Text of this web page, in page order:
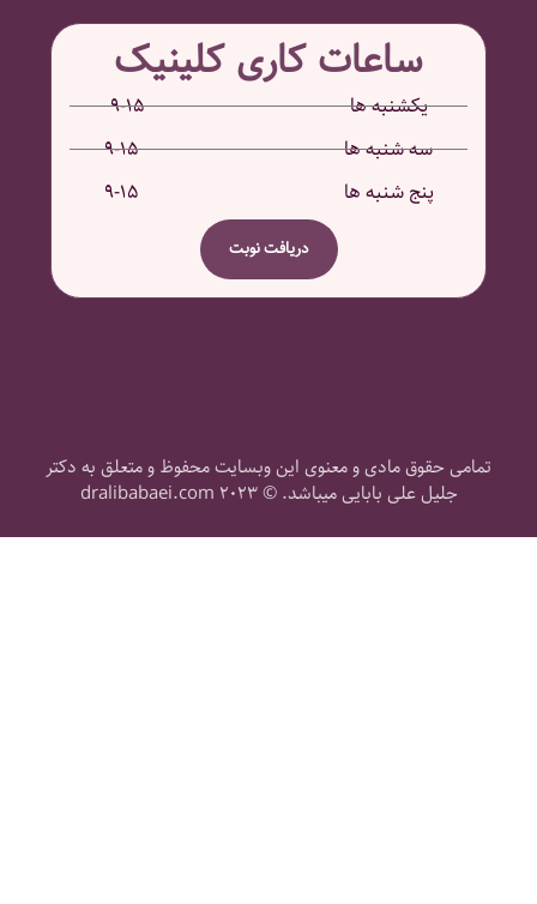
ساعات کاری کلینیک
یکشنبه ها ۱۵-۹
سه شنبه ها ۱۵-۹
پنج شنبه ها ۱۵-۹
دریافت نوبت
تمامی حقوق مادی و معنوی این وبسایت محفوظ و متعلق به دکتر
جلیل علی بابایی میباشد. © ۲۰۲۳ dralibabaei.com